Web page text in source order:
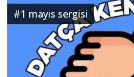
#1 mayıs sergisi